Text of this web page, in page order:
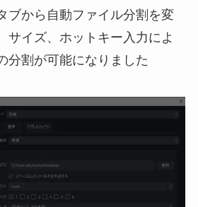
ブから自動ファイル分割を変
サイズ、ホットキー入力によ
分割が可能になりました